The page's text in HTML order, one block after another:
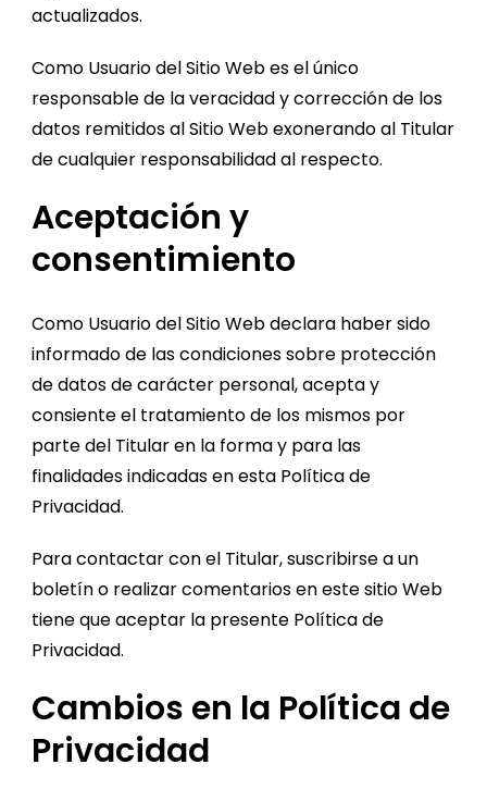
actualizados.
Como Usuario del Sitio Web es el único
responsable de la veracidad y corrección de los
datos remitidos al Sitio Web exonerando al Titular
de cualquier responsabilidad al respecto.
Aceptación y
consentimiento
Como Usuario del Sitio Web declara haber sido
informado de las condiciones sobre protección
de datos de carácter personal, acepta y
consiente el tratamiento de los mismos por
parte del Titular en la forma y para las
finalidades indicadas en esta Política de
Privacidad.
Para contactar con el Titular, suscribirse a un
boletín o realizar comentarios en este sitio Web
tiene que aceptar la presente Política de
Privacidad.
Cambios en la Política de
Privacidad